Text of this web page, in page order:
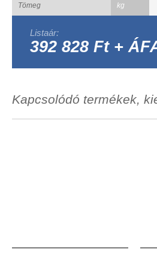
Tömeg kg
Listaár:
392 828 Ft +
Kapcsolódó termékek,